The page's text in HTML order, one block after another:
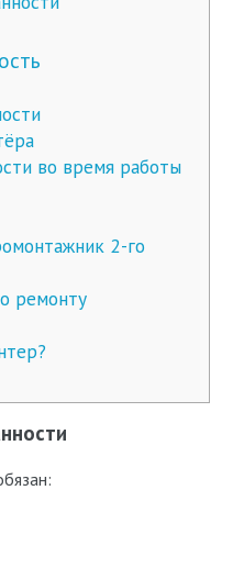
во время работы
2-го
ремонту